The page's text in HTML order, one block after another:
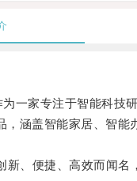
家专注于智能科技研
，涵盖智能家居、智能
、便捷、高效而闻名